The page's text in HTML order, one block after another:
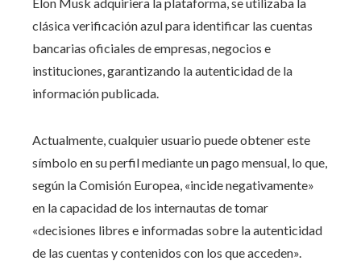
clásica verificación azul para identificar las cuentas
bancarias oficiales de empresas, negocios e
instituciones, garantizando la autenticidad de la
información publicada.
Actualmente, cualquier usuario puede obtener este
símbolo en su perfil mediante un pago mensual, lo que,
según la Comisión Europea, «incide negativamente»
en la capacidad de los internautas de tomar
«decisiones libres e informadas sobre la autenticidad
de las cuentas y contenidos con los que acceden».